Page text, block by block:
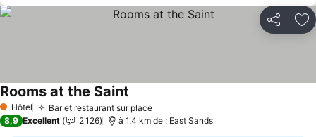
Partager
1 Étoiles
Hôtel Bar et restaurant sur placeConsulter les prix
Rooms at the Saint
8,9 Excellent 2 126 à 1.4 km de : East Sands